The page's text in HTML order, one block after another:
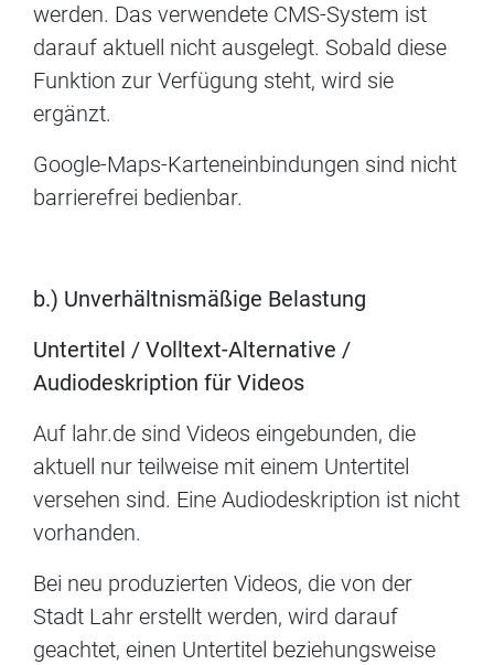
werden. Das verwendete CMS-System ist
darauf aktuell nicht ausgelegt. Sobald diese
Funktion zur Verfügung steht, wird sie
ergänzt.
Google-Maps-Karteneinbindungen sind nicht
barrierefrei bedienbar.
b.) Unverhältnismäßige Belastung
Untertitel / Volltext-Alternative /
Audiodeskription für Videos
Auf lahr.de sind Videos eingebunden, die
aktuell nur teilweise mit einem Untertitel
versehen sind. Eine Audiodeskription ist nicht
vorhanden.
Bei neu produzierten Videos, die von der
Stadt Lahr erstellt werden, wird darauf
geachtet, einen Untertitel beziehungsweise